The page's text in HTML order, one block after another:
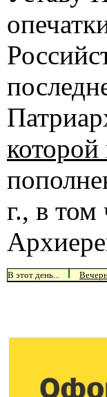
г., в
В этот день...